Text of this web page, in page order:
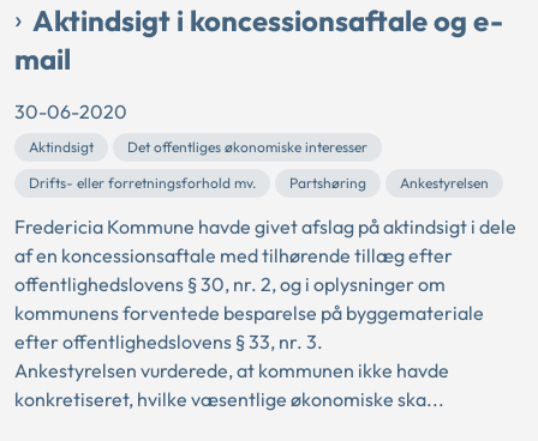
Aktindsigt i koncessionsaftale og e-
mail
30-06-2020
Aktindsigt
Det offentliges økonomiske interesser
Drifts- eller forretningsforhold mv.
Partshøring Ankestyrelsen
Fredericia Kommune havde givet afslag på aktindsigt i dele
af en koncessionsaftale med tilhørende tillæg efter
offentlighedslovens § 30, nr. 2, og i oplysninger om
kommunens forventede besparelse på byggemateriale
efter offentlighedslovens § 33, nr. 3.
Ankestyrelsen vurderede, at kommunen ikke havde
konkretiseret, hvilke væsentlige økonomiske ska...